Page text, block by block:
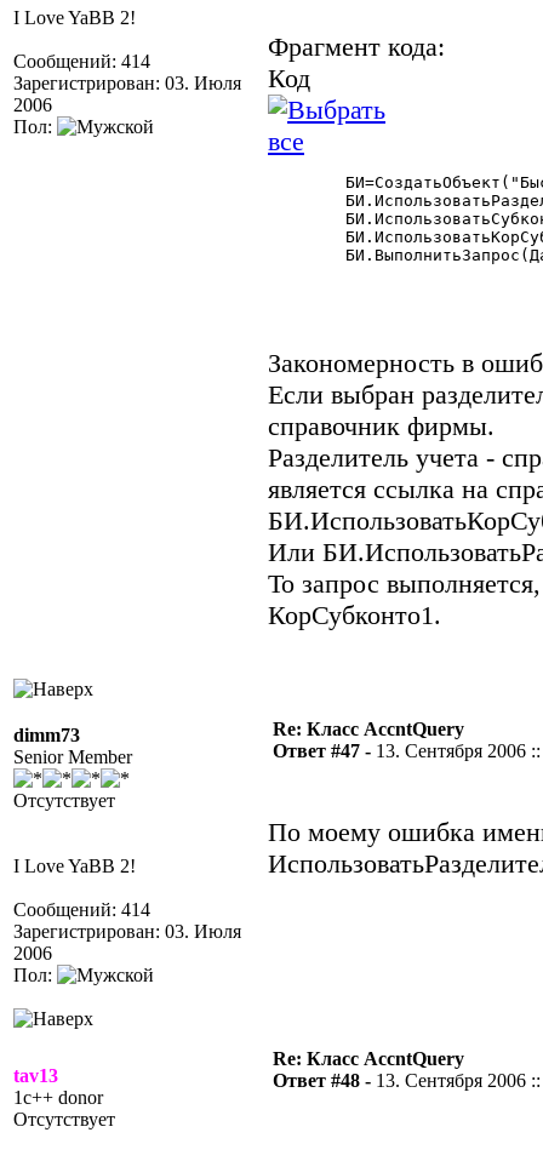
I Love YaBB 2!
Сообщений: 414
Зарегистрирован: 03. Июля
2006
Пол:
Фрагмент кода:
Код
Закономерность в
Если выбран
справочник фирмы.
Разделитель учета -
является ссылка на
Или
То запрос
КорСубконто1.
dimm73
Senior Member
Отсутствует
I Love YaBB 2!
Сообщений: 414
Зарегистрирован: 03. Июля
2006
Пол:
Re: Класс AccntQuery
Ответ #47 - 13. Сентября 2006
По моему ошибка
tav13
1c++ donor
Отсутствует
Re: Класс AccntQuery
Ответ #48 - 13. Сентября 2006